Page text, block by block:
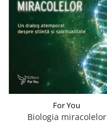
For You
Biologia miracolelor